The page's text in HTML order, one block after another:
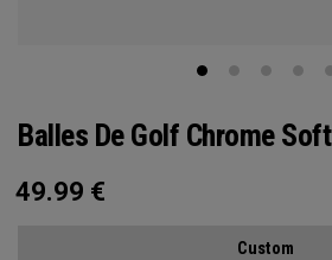
Balles De Golf Chrome Soft
49.99 €
Custom